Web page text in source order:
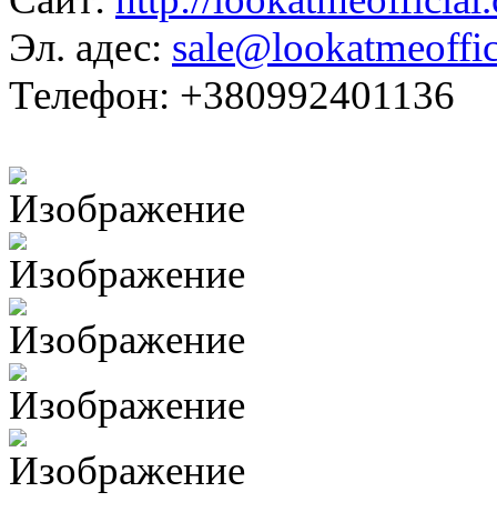
Эл. адес:
Телефон: +380992401136